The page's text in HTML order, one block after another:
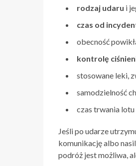
rodzaj udaru i
czas od
obecność
kontrolę
stosowane leki,
samodzielność
czas trwania
Jeśli po udarze
komunikację albo
podróż jest możliwa,